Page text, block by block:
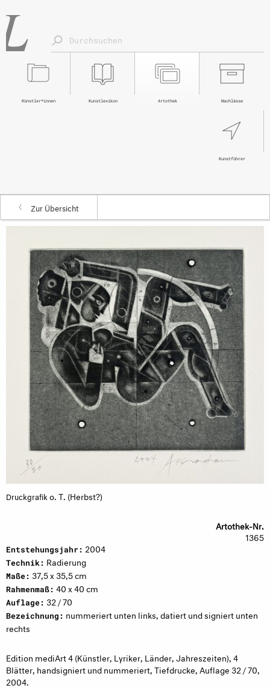
Nachlässe
Artothek
Kunstlexikon
Künstler*innen
Kunstführer
Zur Übersicht
Druckgrafik o. T. (Herbst?)
Artothek-Nr.
1365
Entstehungsjahr: 2004
Technik: Radierung
Maße: 37,5 x 35,5 cm
Rahmenmaß: 40 x 40 cm
Auflage: 32 / 70
Bezeichnung: nummeriert unten links, datiert und signiert unten
rechts
Edition mediArt 4 (Künstler, Lyriker, Länder, Jahreszeiten), 4
Blätter, handsigniert und nummeriert, Tiefdrucke, Auflage 32 / 70,
2004.